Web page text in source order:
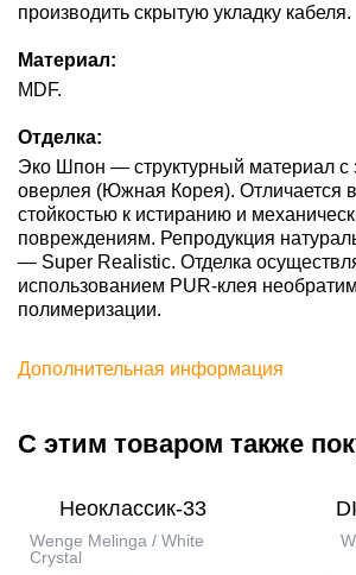
производить скрытую укладку кабеля.
Материал:
MDF.
Отделка:
Эко Шпон — структурный материал
оверлея (Южная Корея). Отличается
стойкостью к истиранию и
повреждениям. Репродукция
— Super Realistic. Отделка
использованием PUR-клея
полимеризации.
Дополнительная информация
С этим товаром также
Неоклассик-33
Wenge Melinga / White
Сrystal